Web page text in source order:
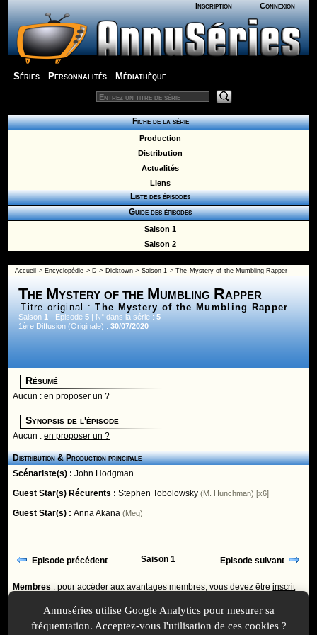
Inscription Connexion
Séries Personnalités Médiathèque
Fiche de la série
Production
Distribution
Actualités
Liens
Liste des épisodes
Guide des épisodes
Saison 1
Saison 2
Accueil > Encyclopédie > D > Dicktown> Saison 1 > The Mystery of the Mumbling Rapper
The Mystery of the Mumbling Rapper
Titre original :The Mystery of the Mumbling Rapper
Saison1 - Episode5 | N° dans la série :5
1ère Diffusion (Originale) :30/07/2020
Résumé
Aucun :en proposer un ?
Synopsis de l'épisode
Aucun :en proposer un ?
Distribution & Production principale
Scénariste(s) :John Hodgman
Guest Star(s) Récurents :Stephen Tobolowsky (M. Hunchman) [x6]
Guest Star(s) :Anna Akana (Meg)
Episode précédent Saison 1 Episode suivant
Membres : pour accéder aux avantages membres, vous devez êtreinscrit
Ajoutée le :30/11/-0001 à 00:00 -Mise à jour le :04/04/2022 à 14:09
Annuséries utilise Google Analytics pour mesurer sa
fréquentation. Acceptez-vous l'utilisation de ces cookies ?